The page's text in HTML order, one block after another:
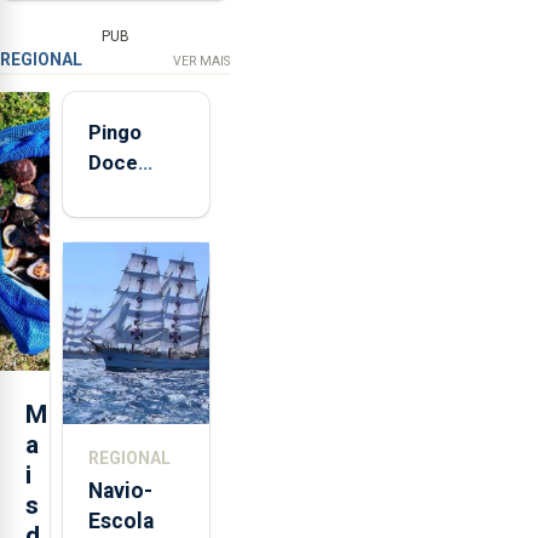
PUB
REGIONAL VER MAIS
M
a
i
s
Pingo
Doce
quinta-
feira nova
loja em
São
Sebastião
e cria 30
postos de
REGIONAL
Navio-
Escola